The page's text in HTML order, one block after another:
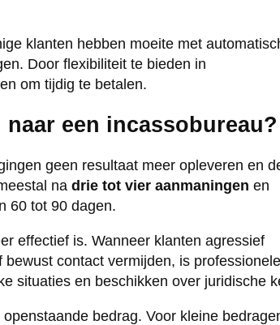
klanten hebben moeite met
Door flexibiliteit te bieden in
om tijdig te betalen.
een incassobureau?
geen resultaat meer opleveren en
na drie tot vier aanmaningen en
60 tot 90 dagen.
effectief is. Wanneer klanten agressief
contact vermijden, is
situaties en beschikken over juridische
bedrag. Voor kleine